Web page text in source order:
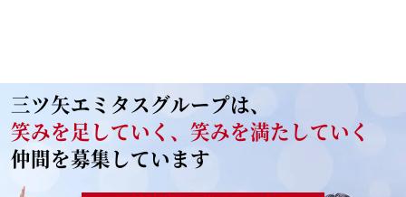
三ツ矢エミタスグループは、
笑みを足していく、笑みを満たしていく
仲間を募集しています